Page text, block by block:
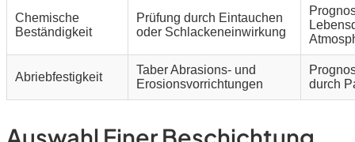
Chemische
Beständigkeit
Prüfung durch Eintauchen
oder Schlackeneinwirkung
Abriebfestigkeit
Taber Abrasions- und
Erosionsvorrichtungen
durch